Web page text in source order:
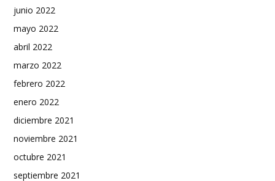
junio 2022
mayo 2022
abril 2022
marzo 2022
febrero 2022
enero 2022
diciembre 2021
noviembre 2021
octubre 2021
septiembre 2021